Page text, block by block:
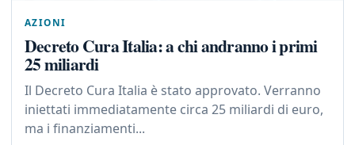
AZIONI
Decreto Cura Italia: a chi andranno i primi
25 miliardi
Il Decreto Cura Italia è stato approvato. Verranno
iniettati immediatamente circa 25 miliardi di euro,
ma i finanziamenti...